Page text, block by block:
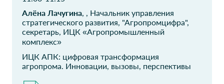
советник Генерального
директора ПАО ОАК по
цифровой трансформации
Исполнительный директор
Московский
аэропорт
АО Петербургский
тракторный завод
Алёна Лачугина, , Начальник управления
стратегического развития, "Агропромцифра",
секретарь, ИЦК «Агропромышленный
комплекс»
ИЦК АПК: цифровая трансформация
агропрома. Инновации, вызовы, перспективы